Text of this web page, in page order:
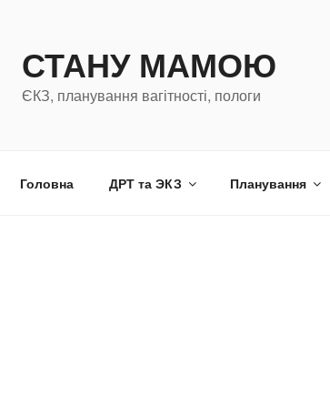
СТАНУ МАМОЮ
ЄКЗ, планування вагітності, пологи
Головна ДРТ та ЭКЗ Планування